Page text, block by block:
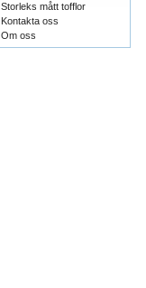
Storleks mått tofflor
Kontakta oss
Om oss